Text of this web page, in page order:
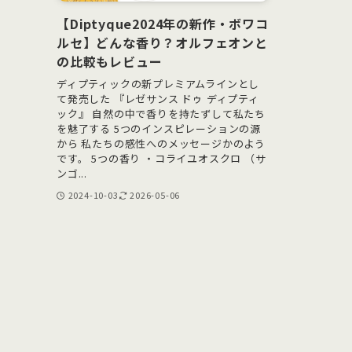
【Diptyque2024年の新作・ボワコ
ルセ】どんな香り？オルフェオンと
の比較もレビュー
ディプティックの新プレミアムラインとし
て発売した 『レゼサンス ドゥ ディプティ
ック』 自然の中で香りを持たずして私たち
を魅了する 5つのインスピレーションの源
から 私たちの感性へのメッセージかのよう
です。 5つの香り ・コライユオスクロ （サ
ンゴ...
2024-10-03 2026-05-06